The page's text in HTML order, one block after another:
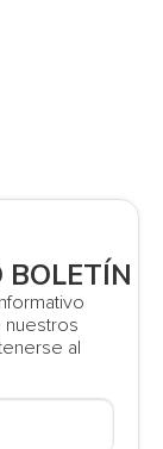
BOLETÍN
nuestros
al